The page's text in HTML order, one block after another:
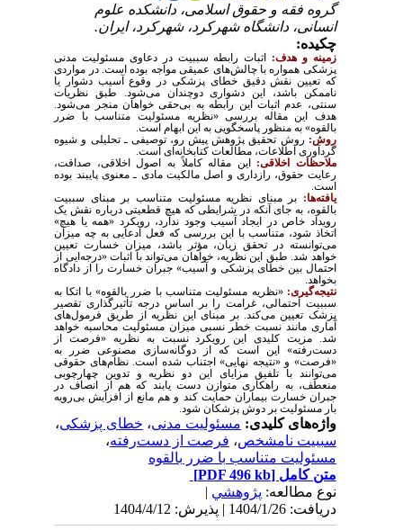
گروه فقه و حقوق اسلامی، دانشکده علوم
انسانی، دانشگاه شهرکرد، شهرکرد، ایران.
چکیده:
زمینه و هدف: اثبات رابطه سببیت در دعاوی مسئولیت مدنی
پزشکی همواره با چالش‌های عمیقی مواجه بوده است. در مواردی
که تعیین نقش دقیق خطای پزشکی در وقوع آسیب دشوار یا
ناممکن باشد، این دشواری دوچندان می‌شود. طبق نظریات
سنتی، عدم اثبات این رابطه به بی‌حقی خواهان منجر می‌شود.
هدف این مقاله بررسی «نظریه مسئولیت متناسب با ضرر
بالقوه» به منظور پاسخگویی به این ابهام است.
روش: روش تحقیق پژوهش پیش رو، توصیفی ـ تحلیلی و شیوه
گردآوری اطلاعات، مطالعات کتابخانه‌ای است.
ملاحظات اخلاقی: این مقاله کاملاً به اصول اخلاقی، صداقت،
رعایت حقوق، رازداری و اصل مالکیت مادی ـ معنوی پایبند بوده
است.
یافته‌ها: بر مبنای نظریه مسئولیت متناسب بر مبنای سببیت
بالقوه، به جای آنکه در شرایطی که هیچ قطعیتی درباره نقش یک
رویداد خاص در ایجاد آسیب وجود ندارد، رویکرد «همه یا هیچ»
اتخاذ شود، متناسب با این بررسی که فعل ادعایی به چه میزان
می‌توانسته در تحقق زیان، مؤثر باشد، میزان خسارت تعیین
خواهد شد. طبق این نظریه، خواهان می‌تواند با اثبات «درجه‌ایی از
احتمال بین خطای پزشکی و آسیب» جبران خسارت را از دادگاه
بخواهد.
نتیجه‌گیری: «نظریه مسئولیت متناسب با ضرر بالقوه» با اتکا به
سببیت احتمالی، غرامت را بر اساس درجه تأثیرگذاری تقصیر
پزشک تعیین می‌کند. بر مبنای این نظریه از طریق فرمول‌های
آماری مانند نسبت خطر نسبی میزان مسئولیت محاسبه خواهد
شد. مزیت کلیدی این رویکرد نسبت به نظریه «فرصت از
دست‌رفته» این است که از دوگانه‌سازی مصنوعی ضرر به
«فرصت» و «نتیجه نهایی» اجتناب شده است. نظام‌های حقوقی
می‌توانند با تلفیق مزایای این دو نظریه و تدوین چهارچوبی
منعطف، به راهکاری متوازن دست یابند که هم از انصاف در
جبران خسارت بیماران حمایت کند و هم مانع از افزایش بی‌رویه
بار مسئولیت بر دوش پزشکان شود.
واژه‌های کلیدی:مسئولیت مدنی،خطای پزشکی،
سببیت نامشخص،فرصت از دست‌رفته،
مسئولیت متناسب با ضرر بالقوه
متن کامل[PDF 496 kb]
نوع مطالعه:پژوهشي|
دریافت: 1404/1/26 | پذیرش: 1404/4/12